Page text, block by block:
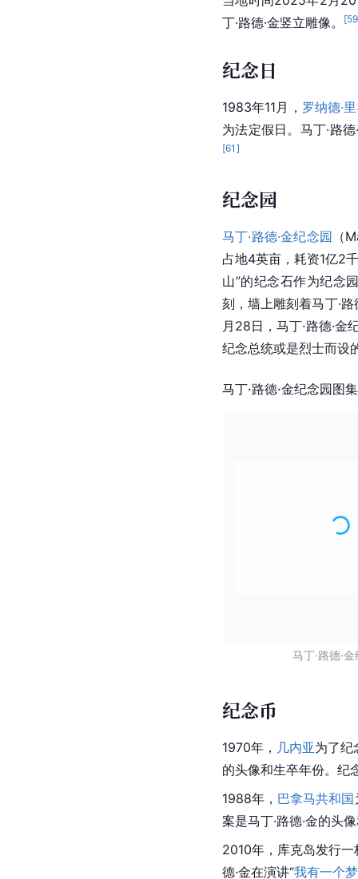
丁·路德·金竖立雕像。
[59
纪念日
1983年11月， 罗纳德·
为法定假日。马丁·路
[61 ]
纪念园
马丁·路德·金纪念园 （
占地4英亩，耗资1亿2
山”的纪念石作为纪念
刻，墙上雕刻着马丁·
月28日，马丁·路德·
纪念总统或是烈士而设
马丁·路德·金纪念园图集
马丁·路德·
纪念币
1970年， 几内亚为了纪
的头像和生卒年份。纪
1988年， 巴拿马共和国
案是马丁·路德·金的头
2010年，库克岛发行一
德·金在演讲“我有一个